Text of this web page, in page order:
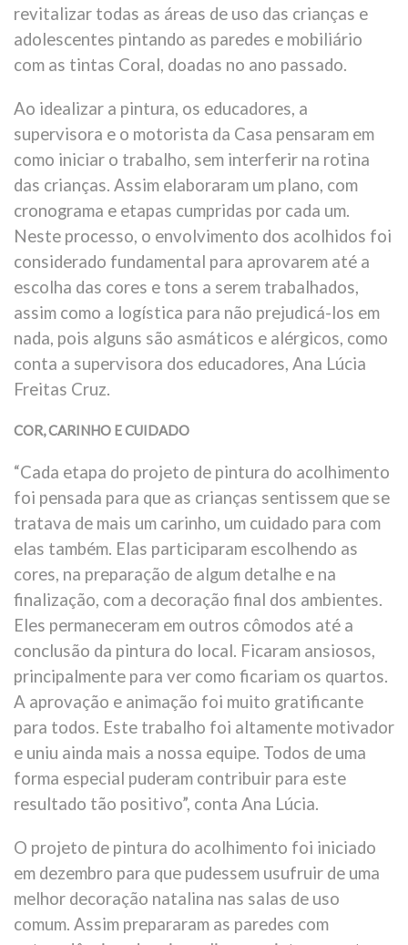
revitalizar todas as áreas de uso das crianças e
adolescentes pintando as paredes e mobiliário
com as tintas Coral, doadas no ano passado.
Ao idealizar a pintura, os educadores, a
supervisora e o motorista da Casa pensaram em
como iniciar o trabalho, sem interferir na rotina
das crianças. Assim elaboraram um plano, com
cronograma e etapas cumpridas por cada um.
Neste processo, o envolvimento dos acolhidos foi
considerado fundamental para aprovarem até a
escolha das cores e tons a serem trabalhados,
assim como a logística para não prejudicá-los em
nada, pois alguns são asmáticos e alérgicos, como
conta a supervisora dos educadores, Ana Lúcia
Freitas Cruz.
COR, CARINHO E CUIDADO
“Cada etapa do projeto de pintura do acolhimento
foi pensada para que as crianças sentissem que se
tratava de mais um carinho, um cuidado para com
elas também. Elas participaram escolhendo as
cores, na preparação de algum detalhe e na
finalização, com a decoração final dos ambientes.
Eles permaneceram em outros cômodos até a
conclusão da pintura do local. Ficaram ansiosos,
principalmente para ver como ficariam os quartos.
A aprovação e animação foi muito gratificante
para todos. Este trabalho foi altamente motivador
e uniu ainda mais a nossa equipe. Todos de uma
forma especial puderam contribuir para este
resultado tão positivo”, conta Ana Lúcia.
O projeto de pintura do acolhimento foi iniciado
em dezembro para que pudessem usufruir de uma
melhor decoração natalina nas salas de uso
comum. Assim prepararam as paredes com